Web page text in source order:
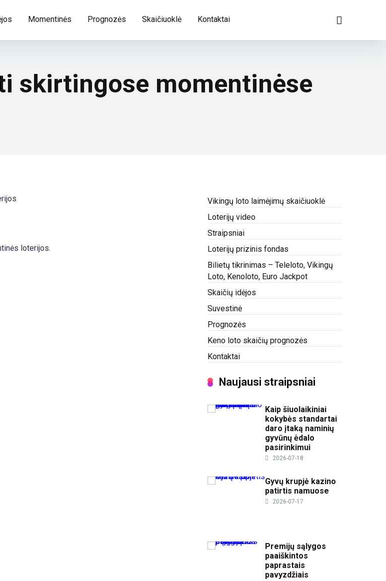
Momentinės Prognozės Skaičiuoklė Kontaktai
skirtingose momentinėse
loterijos.
Vikingų loto laimėjimų skaičiuoklė
Loterijų video
Straipsniai
Loterijų prizinis fondas
Bilietų tikrinimas – Teleloto, Vikingų
Loto, Kenoloto, Euro Jackpot
Skaičių idėjos
Suvestinė
Prognozės
Keno loto skaičių prognozės
Kontaktai
Naujausi straipsniai
Kaip šiuolaikiniai
kokybės standartai
daro įtaką naminių
gyvūnų ėdalo
pasirinkimui
2026-07-18
Gyvų krupjė kazino
patirtis namuose
2026-07-17
Premijų sąlygos
paaiškintos
paprastais
pavyzdžiais